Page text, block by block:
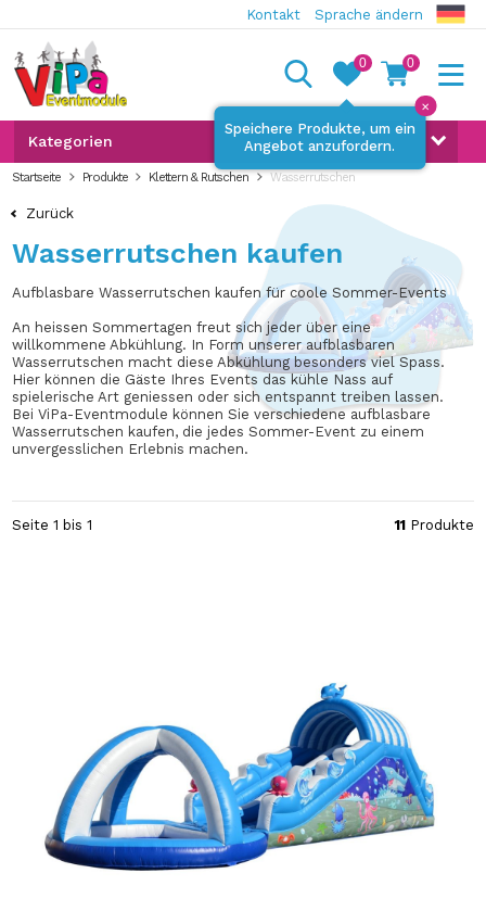
Kontakt Sprache ändern
0
Speichere Produkte, um ein
Angebot anzufordern.
✕
0
Kategorien
Startseite Produkte Klettern & Rutschen Wasserrutschen
Zurück
Wasserrutschen kaufen
Aufblasbare Wasserrutschen kaufen für coole Sommer-Events
An heissen Sommertagen freut sich jeder über eine
willkommene Abkühlung. In Form unserer aufblasbaren
Wasserrutschen macht diese Abkühlung besonders viel Spass.
Hier können die Gäste Ihres Events das kühle Nass auf
spielerische Art geniessen oder sich entspannt treiben lassen.
Bei ViPa-Eventmodule können Sie verschiedene aufblasbare
Wasserrutschen kaufen, die jedes Sommer-Event zu einem
unvergesslichen Erlebnis machen.
Seite 1 bis 1 11Produkte